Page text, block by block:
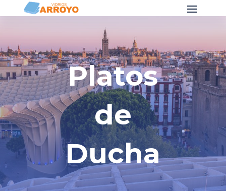
Platos
de
Ducha